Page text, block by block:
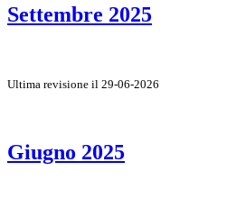
Settembre 2025
Ultima revisione il 29-06-2026
Giugno 2025